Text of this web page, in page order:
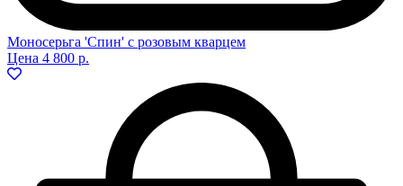
Моносерьга 'Спин' с розовым кварцем
Цена 4 800 р.